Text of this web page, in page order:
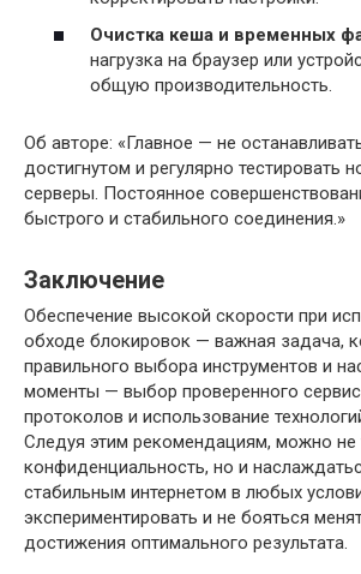
Очистка кеша и временных
нагрузка на браузер или
общую производительность.
Об авторе: «Главное — не
достигнутом и регулярно тестировать
серверы. Постоянное
быстрого и стабильного соединения.»
Заключение
Обеспечение высокой скорости при
обходе блокировок — важная задача,
правильного выбора инструментов и
моменты — выбор проверенного
протоколов и использование
Следуя этим рекомендациям, можно не
конфиденциальность, но и
стабильным интернетом в любых
экспериментировать и не бояться
достижения оптимального результата.